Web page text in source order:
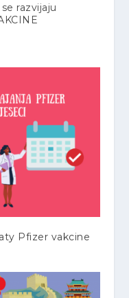
razvijaju
Pfizer vakcine